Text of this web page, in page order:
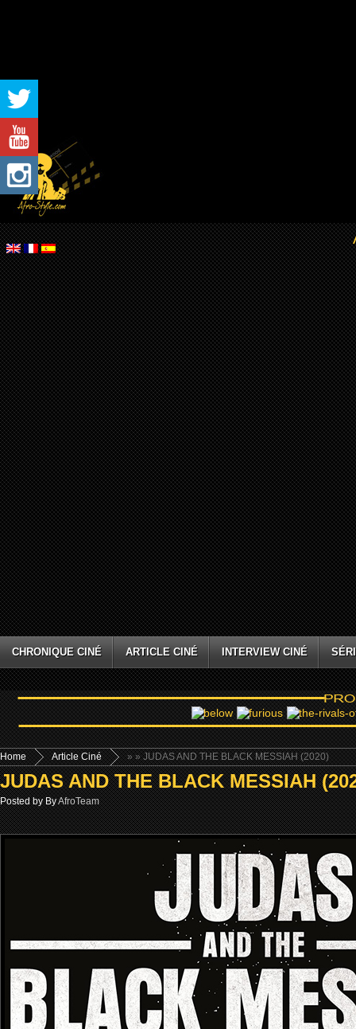
CHRONIQUE CINÉ ARTICLE CINÉ INTERVIEW CINÉ
Home »
Article Ciné » JUDAS AND THE BLACK MESSIAH (2020)
JUDAS AND THE BLACK MESSIAH
Posted by ByAfroTeam